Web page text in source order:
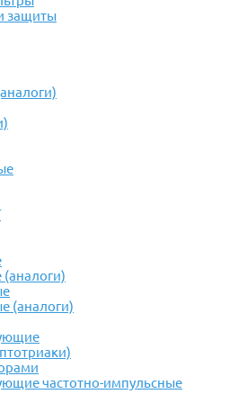
защиты
(аналоги)
частотно-импульсные